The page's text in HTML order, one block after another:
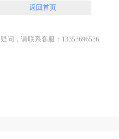
返回首页
问，请联系客服：13353696536